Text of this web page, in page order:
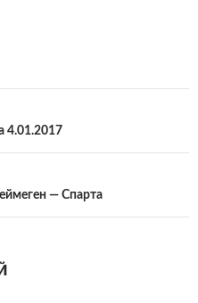
4.01.2017
— Спарта